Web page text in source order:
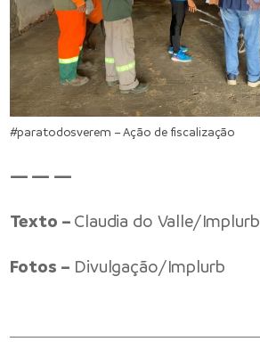
#paratodosverem – Ação de fiscalização
— — —
Texto – Claudia do Valle/Implurb
Fotos – Divulgação/Implurb